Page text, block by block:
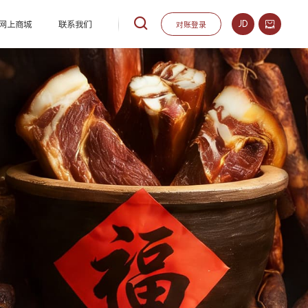
上商城 联系我们  对账登录  